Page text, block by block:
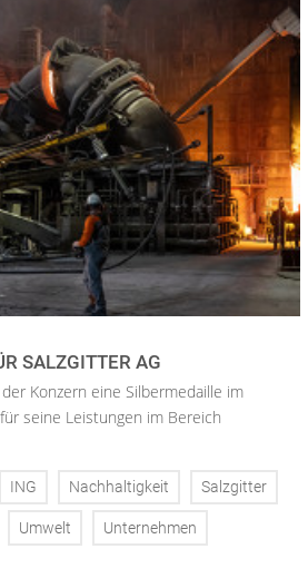
SALZGITTER AG
Konzern eine Silbermedaille im
seine Leistungen im Bereich
ING Nachhaltigkeit Salzgitter
Umwelt Unternehmen